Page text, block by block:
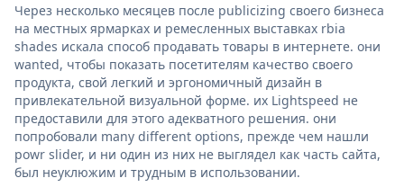
Через несколько месяцев после publicizing своего бизнеса
на местных ярмарках и ремесленных выставках rbia
shades искала способ продавать товары в интернете. они
wanted, чтобы показать посетителям качество своего
продукта, свой легкий и эргономичный дизайн в
привлекательной визуальной форме. их Lightspeed не
предоставили для этого адекватного решения. они
попробовали many different options, прежде чем нашли
powr slider, и ни один из них не выглядел как часть сайта,
был неуклюжим и трудным в использовании.